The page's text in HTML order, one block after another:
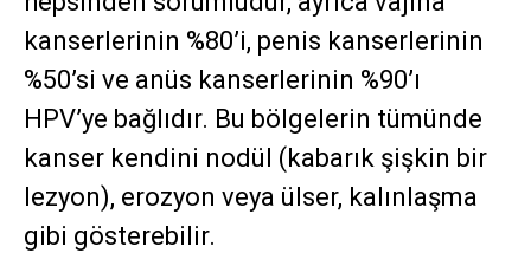
kanserlerinin %80’i, penis kanserlerinin
%50’si ve anüs kanserlerinin %90’ı
HPV’ye bağlıdır. Bu bölgelerin tümünde
kanser kendini nodül (kabarık şişkin bir
lezyon), erozyon veya ülser, kalınlaşma
gibi gösterebilir.